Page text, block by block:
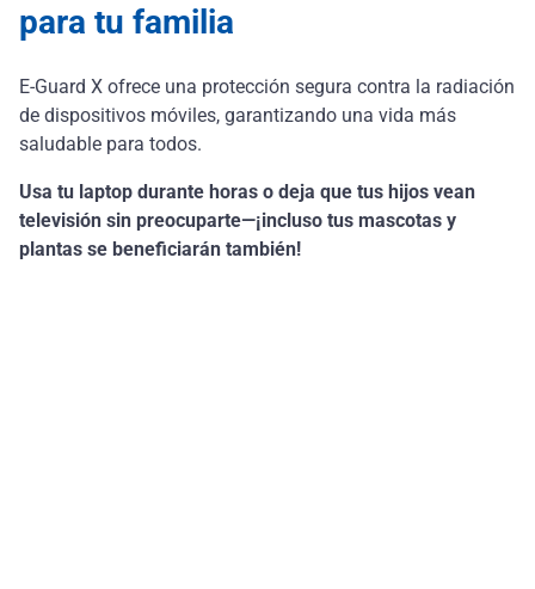
para tu familia
E-Guard X ofrece una protección segura contra la radiación
de dispositivos móviles, garantizando una vida más
saludable para todos.
Usa tu laptop durante horas o deja que tus hijos vean
televisión sin preocuparte—¡incluso tus mascotas y
plantas se beneficiarán también!